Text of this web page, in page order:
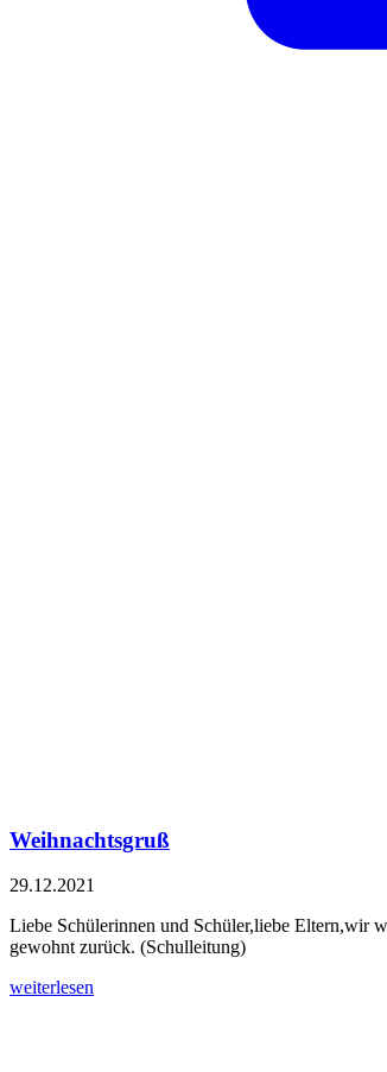
Weihnachtsgruß
29.12.2021
Liebe Schülerinnen und Schüler,liebe Eltern,wir
gewohnt zurück. (Schulleitung)
weiterlesen